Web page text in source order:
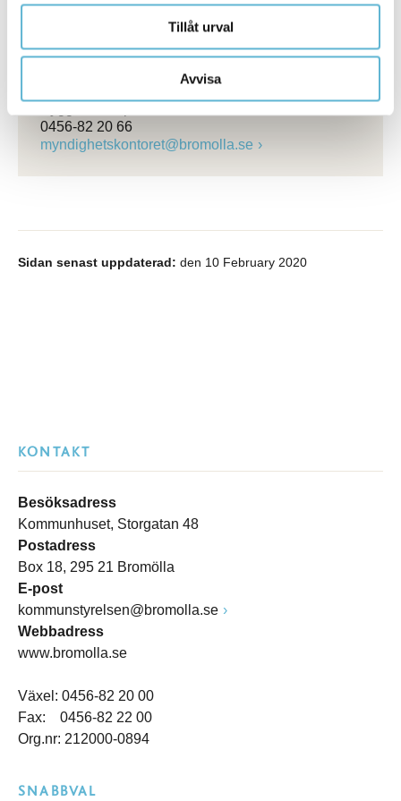
Tillåt urval
Avvisa
Kontakt
0456-82 20 66
myndighetskontoret@bromolla.se
Sidan senast uppdaterad: den 10 February 2020
KONTAKT
Besöksadress
Kommunhuset, Storgatan 48
Postadress
Box 18, 295 21 Bromölla
E-post
kommunstyrelsen@bromolla.se
Webbadress
www.bromolla.se
Växel: 0456-82 20 00
Fax: 0456-82 22 00
Org.nr: 212000-0894
SNABBVAL